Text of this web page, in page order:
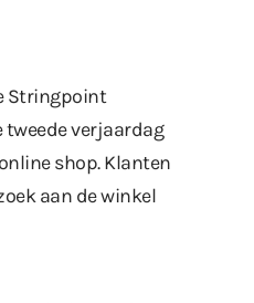
Stringpoint
tweede verjaardag
shop. Klanten
aan de winkel